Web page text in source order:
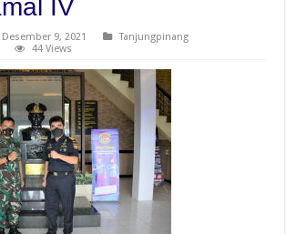
IV
Desember 9, 2021
Tanjungpinang
44 Views